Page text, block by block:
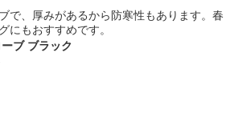
で、厚みがあるから防寒性もあります。春
にもおすすめです。
ブ ブラック